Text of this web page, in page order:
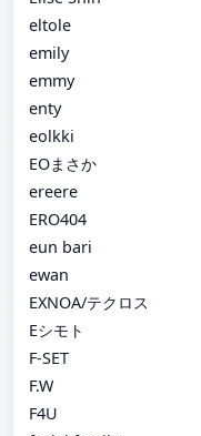
eltole
emily
emmy
enty
eolkki
EOまさか
ereere
ERO404
eun bari
ewan
EXNOA/テクロス
Eシモト
F-SET
F.W
F4U